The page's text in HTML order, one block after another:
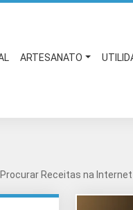
ARTESANATO
Receitas na Internet